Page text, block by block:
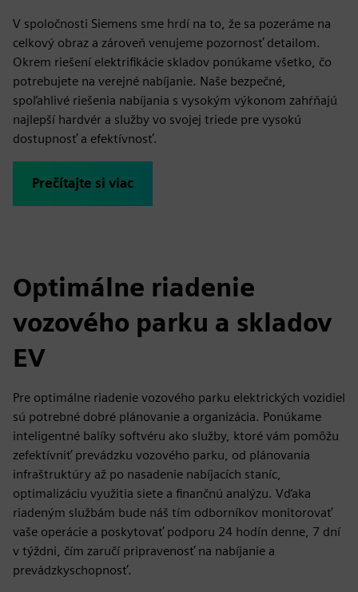
V spoločnosti Siemens sme hrdí na to, že sa pozeráme na
celkový obraz a zároveň venujeme pozornosť detailom.
Okrem riešení elektrifikácie skladov ponúkame všetko, čo
potrebujete na verejné nabíjanie. Naše bezpečné,
spoľahlivé riešenia nabíjania s vysokým výkonom zahŕňajú
najlepší hardvér a služby vo svojej triede pre vysokú
dostupnosť a efektívnosť.
Prečítajte si viac
Optimálne riadenie
vozového parku a skladov
EV
Pre optimálne riadenie vozového parku elektrických vozidiel
sú potrebné dobré plánovanie a organizácia. Ponúkame
inteligentné balíky softvéru ako služby, ktoré vám pomôžu
zefektívniť prevádzku vozového parku, od plánovania
infraštruktúry až po nasadenie nabíjacích staníc,
optimalizáciu využitia siete a finančnú analýzu. Vďaka
riadeným službám bude náš tím odborníkov monitorovať
vaše operácie a poskytovať podporu 24 hodín denne, 7 dní
v týždni, čím zaručí pripravenosť na nabíjanie a
prevádzkyschopnosť.